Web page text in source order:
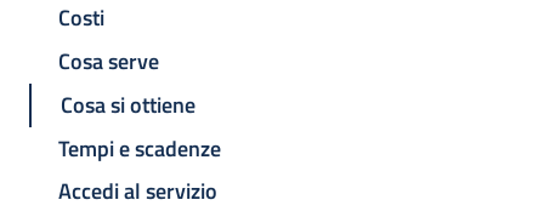
Costi
Cosa serve
Cosa si ottiene
Tempi e scadenze
Accedi al servizio